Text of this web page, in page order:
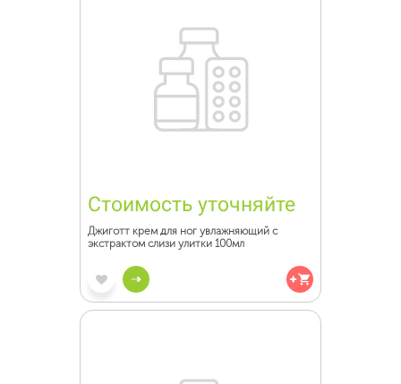
Стоимость уточняйте
Джиготт крем для ног увлажняющий с
экстрактом слизи улитки 100мл